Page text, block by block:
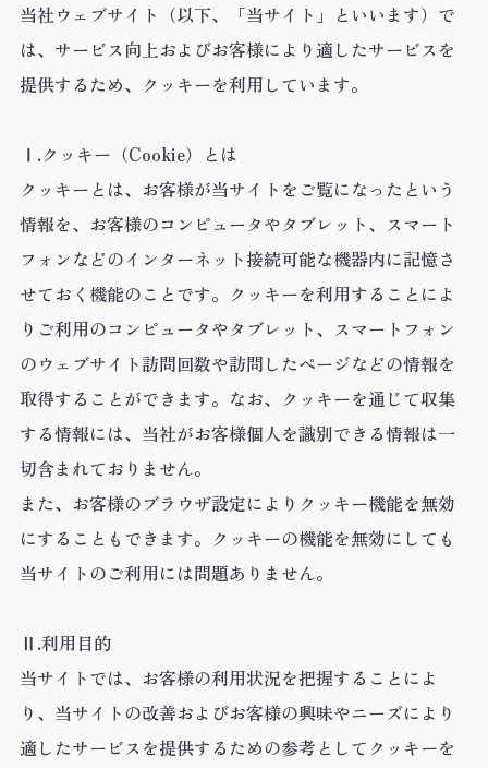
当社ウェブサイト（以下、「当サイト」といいます）で
は、サービス向上およびお客様により適したサービスを
提供するため、クッキーを利用しています。
Ⅰ.クッキー（Cookie）とは
クッキーとは、お客様が当サイトをご覧になったという
情報を、お客様のコンピュータやタブレット、スマート
フォンなどのインターネット接続可能な機器内に記憶さ
せておく機能のことです。クッキーを利用することによ
りご利用のコンピュータやタブレット、スマートフォン
のウェブサイト訪問回数や訪問したページなどの情報を
取得することができます。なお、クッキーを通じて収集
する情報には、当社がお客様個人を識別できる情報は一
切含まれておりません。
また、お客様のブラウザ設定によりクッキー機能を無効
にすることもできます。クッキーの機能を無効にしても
当サイトのご利用には問題ありません。
Ⅱ.利用目的
当サイトでは、お客様の利用状況を把握することによ
り、当サイトの改善およびお客様の興味やニーズにより
適したサービスを提供するための参考としてクッキーを